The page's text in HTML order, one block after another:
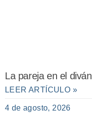
La pareja en el diván
LEER ARTÍCULO »
4 de agosto, 2026